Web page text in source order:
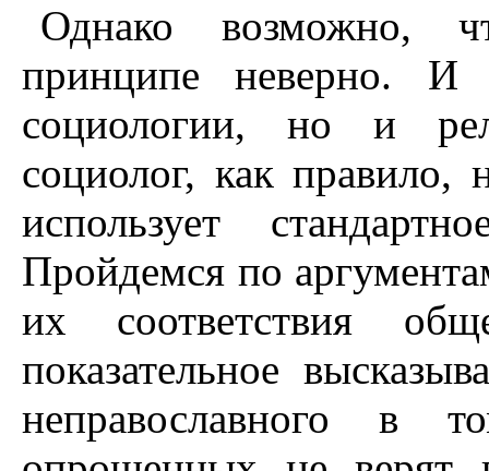
Однако возможно,
принципе неверно.
социологии, но и
социолог, как правило,
использует
Пройдемся по
их соответствия
показательное
неправославного в